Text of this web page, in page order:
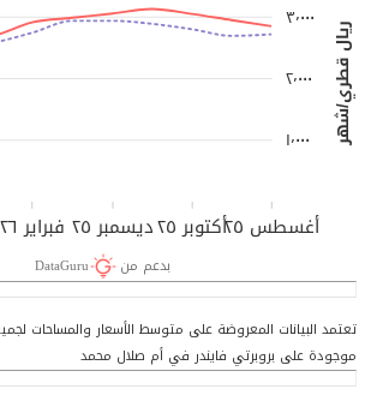
أغسطس ٢٥ أكتوبر ٢٥ ديسمبر ٢٥ فبراير ٢٦
ريال قطري/شهر ١٬٠٠٠
٢٬٠٠٠
٣٬٠٠٠
بدعم من DataGuru
تعتمد البيانات المعروضة على متوسط الأسعار والمساحات
موجودة على بروبرتي فايندر في أم صلال محمد